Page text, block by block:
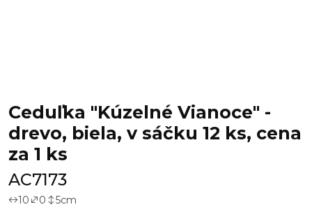
Ceduľka "Kúzelné Vianoce" -
drevo, biela, v sáčku 12 ks, cena
za 1 ks
AC7173
10 0 5cm